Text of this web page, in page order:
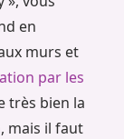
en
murs et
par les
très bien la
mais il faut